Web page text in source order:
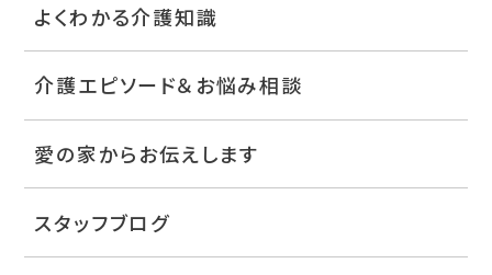
よくわかる介護知識
介護エピソード＆お悩み相談
愛の家からお伝えします
スタッフブログ